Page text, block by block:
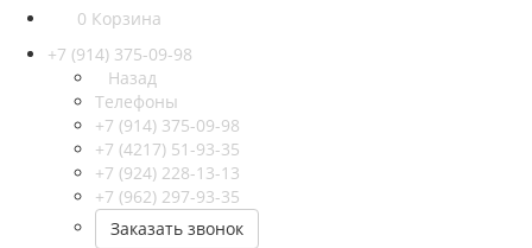
0 Корзина
+7 (914) 375-09-98
Назад
Телефоны
+7 (914) 375-09-98
+7 (4217) 51-93-35
+7 (924) 228-13-13
+7 (962) 297-93-35
Заказать звонок